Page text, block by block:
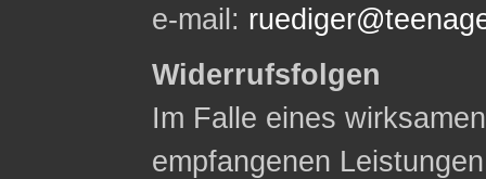
e-mail:
Widerrufsfolgen
Im Falle eines
empfangenen